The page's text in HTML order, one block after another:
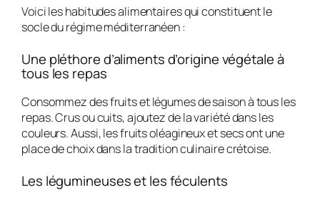
Voici les habitudes alimentaires qui constituent le
socle du régime méditerranéen :
Une pléthore d’aliments d’origine végétale à
tous les repas
Consommez des fruits et légumes de saison à tous les
repas. Crus ou cuits, ajoutez de la variété dans les
couleurs. Aussi, les fruits oléagineux et secs ont une
place de choix dans la tradition culinaire crétoise.
Les légumineuses et les féculents